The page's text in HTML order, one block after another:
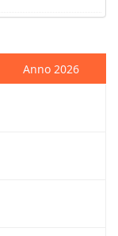
Anno 2026